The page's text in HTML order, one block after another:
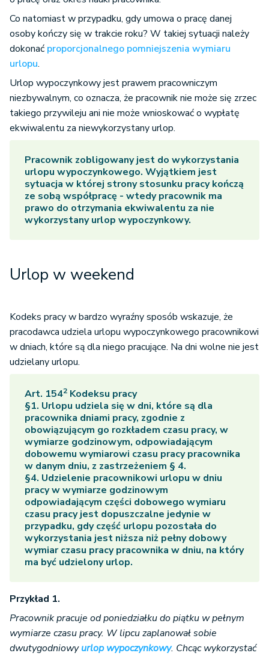
Co natomiast w przypadku, gdy umowa o pracę danej
osoby kończy się w trakcie roku? W takiej sytuacji należy
dokonać proporcjonalnego pomniejszenia wymiaru
urlopu.
Urlop wypoczynkowy jest prawem pracowniczym
niezbywalnym, co oznacza, że pracownik nie może się zrzec
takiego przywileju ani nie może wnioskować o wypłatę
ekwiwalentu za niewykorzystany urlop.
Pracownik zobligowany jest do wykorzystania
urlopu wypoczynkowego. Wyjątkiem jest
sytuacja w której strony stosunku pracy kończą
ze sobą współpracę - wtedy pracownik ma
prawo do otrzymania ekwiwalentu za nie
wykorzystany urlop wypoczynkowy.
Urlop w weekend
Kodeks pracy w bardzo wyraźny sposób wskazuje, że
pracodawca udziela urlopu wypoczynkowego pracownikowi
w dniach, które są dla niego pracujące. Na dni wolne nie jest
udzielany urlopu.
Art. 1542 Kodeksu pracy
§1. Urlopu udziela się w dni, które są dla
pracownika dniami pracy, zgodnie z
obowiązującym go rozkładem czasu pracy, w
wymiarze godzinowym, odpowiadającym
dobowemu wymiarowi czasu pracy pracownika
w danym dniu, z zastrzeżeniem § 4.
§4. Udzielenie pracownikowi urlopu w dniu
pracy w wymiarze godzinowym
odpowiadającym części dobowego wymiaru
czasu pracy jest dopuszczalne jedynie w
przypadku, gdy część urlopu pozostała do
wykorzystania jest niższa niż pełny dobowy
wymiar czasu pracy pracownika w dniu, na który
ma być udzielony urlop.
Przykład 1.
Pracownik pracuje od poniedziałku do piątku w pełnym
wymiarze czasu pracy. W lipcu zaplanował sobie
dwutygodniowyurlop wypoczynkowy. Chcąc wykorzystać